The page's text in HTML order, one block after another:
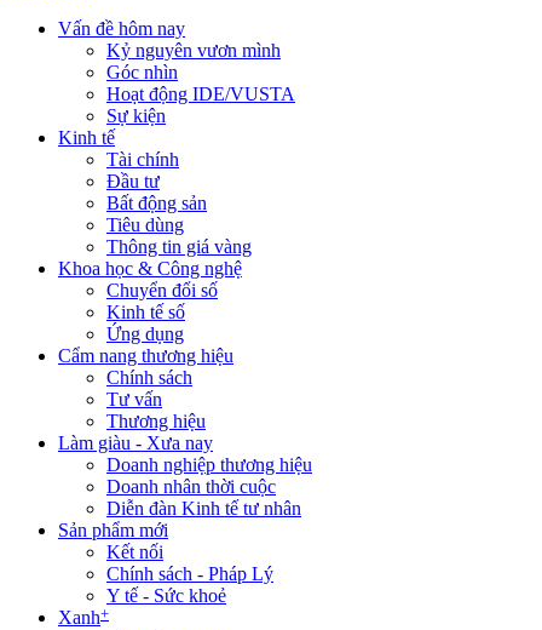
Vấn đề hôm nay
Kỷ nguyên vươn mình
Góc nhìn
Hoạt động IDE/VUSTA
Sự kiện
Kinh tế
Tài chính
Đầu tư
Bất động sản
Tiêu dùng
Thông tin giá vàng
Khoa học & Công nghệ
Chuyển đổi số
Kinh tế số
Ứng dụng
Cẩm nang thương hiệu
Chính sách
Tư vấn
Thương hiệu
Làm giàu - Xưa nay
Doanh nghiệp thương hiệu
Doanh nhân thời cuộc
Diễn đàn Kinh tế tư nhân
Sản phẩm mới
Kết nối
Chính sách - Pháp Lý
Y tế - Sức khoẻ
Xanh+